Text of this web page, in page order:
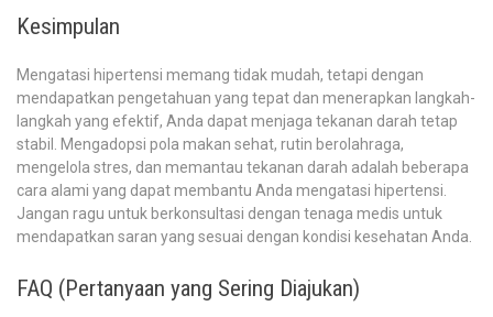
Kesimpulan
Mengatasi hipertensi memang tidak mudah, tetapi dengan
mendapatkan pengetahuan yang tepat dan menerapkan langkah-
langkah yang efektif, Anda dapat menjaga tekanan darah tetap
stabil. Mengadopsi pola makan sehat, rutin berolahraga,
mengelola stres, dan memantau tekanan darah adalah beberapa
cara alami yang dapat membantu Anda mengatasi hipertensi.
Jangan ragu untuk berkonsultasi dengan tenaga medis untuk
mendapatkan saran yang sesuai dengan kondisi kesehatan Anda.
FAQ (Pertanyaan yang Sering Diajukan)